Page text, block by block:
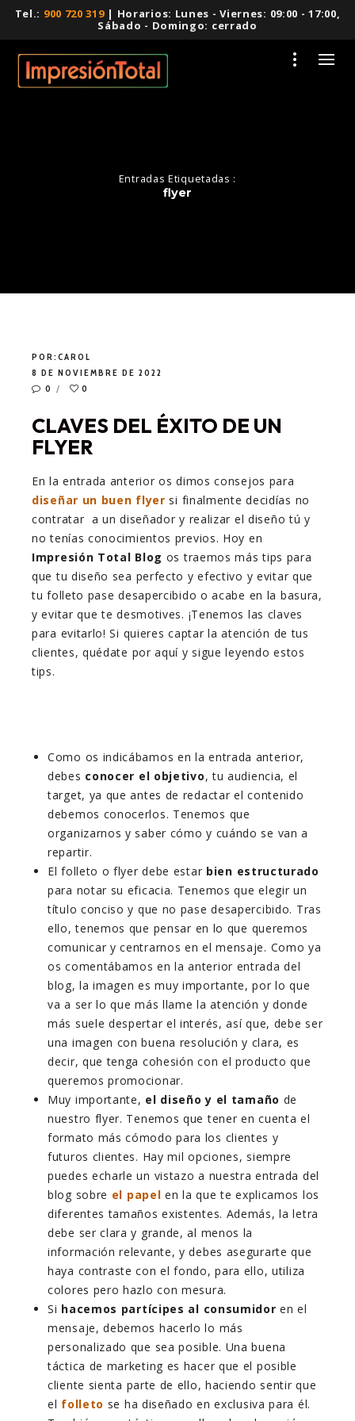
Tel.: 900 720 319| Horarios: Lunes - Viernes: 09:00 - 17:00,
Sábado - Domingo: cerrado
Entradas Etiquetadas :
flyer
POR:CAROL
8 DE NOVIEMBRE DE 2022
0
0
CLAVES DEL ÉXITO DE UN
FLYER
En la entrada anterior os dimos consejos para
diseñar un buen flyer si finalmente decidías no
contratar a un diseñador y realizar el diseño tú y
no tenías conocimientos previos. Hoy en
Impresión Total Blog os traemos más tips para
que tu diseño sea perfecto y efectivo y evitar que
tu folleto pase desapercibido o acabe en la basura,
y evitar que te desmotives. ¡Tenemos las claves
para evitarlo! Si quieres captar la atención de tus
clientes, quédate por aquí y sigue leyendo estos
tips.
Como os indicábamos en la entrada anterior,
debes conocer el objetivo, tu audiencia, el
target, ya que antes de redactar el contenido
debemos conocerlos. Tenemos que
organizarnos y saber cómo y cuándo se van a
repartir.
El folleto o flyer debe estar bien estructurado
para notar su eficacia. Tenemos que elegir un
título conciso y que no pase desapercibido. Tras
ello, tenemos que pensar en lo que queremos
comunicar y centrarnos en el mensaje. Como ya
os comentábamos en la anterior entrada del
blog, la imagen es muy importante, por lo que
va a ser lo que más llame la atención y donde
más suele despertar el interés, así que, debe ser
una imagen con buena resolución y clara, es
decir, que tenga cohesión con el producto que
queremos promocionar.
Muy importante, el diseño y el tamaño de
nuestro flyer. Tenemos que tener en cuenta el
formato más cómodo para los clientes y
futuros clientes. Hay mil opciones, siempre
puedes echarle un vistazo a nuestra entrada del
blog sobre el papel en la que te explicamos los
diferentes tamaños existentes. Además, la letra
debe ser clara y grande, al menos la
información relevante, y debes asegurarte que
haya contraste con el fondo, para ello, utiliza
colores pero hazlo con mesura.
Si hacemos partícipes al consumidor en el
mensaje, debemos hacerlo lo más
personalizado que sea posible. Una buena
táctica de marketing es hacer que el posible
cliente sienta parte de ello, haciendo sentir que
el folleto se ha diseñado en exclusiva para él.